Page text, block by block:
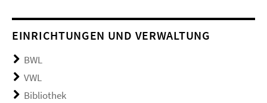
EINRICHTUNGEN UND VERWALTUNG
BWL
VWL
Bibliothek